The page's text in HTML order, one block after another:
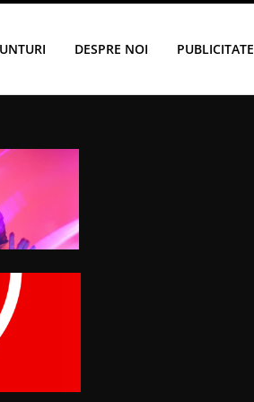
DESPRE NOI PUBLICITATE